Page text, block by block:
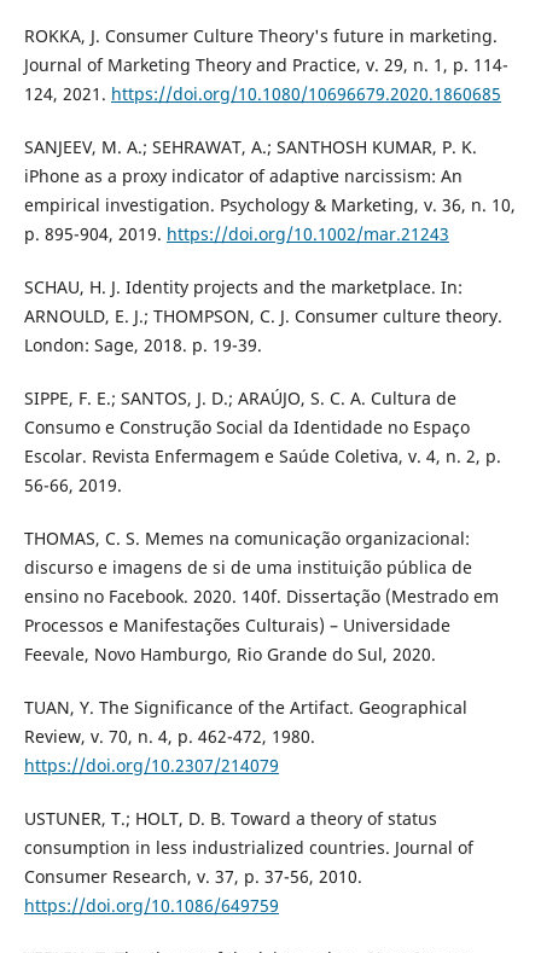
ROKKA, J. Consumer Culture Theory's future in marketing.
Journal of Marketing Theory and Practice, v. 29, n. 1, p. 114-
124, 2021. https://doi.org/10.1080/10696679.2020.1860685
SANJEEV, M. A.; SEHRAWAT, A.; SANTHOSH KUMAR, P. K.
iPhone as a proxy indicator of adaptive narcissism: An
empirical investigation. Psychology & Marketing, v. 36, n. 10,
p. 895-904, 2019. https://doi.org/10.1002/mar.21243
SCHAU, H. J. Identity projects and the marketplace. In:
ARNOULD, E. J.; THOMPSON, C. J. Consumer culture theory.
London: Sage, 2018. p. 19-39.
SIPPE, F. E.; SANTOS, J. D.; ARAÚJO, S. C. A. Cultura de
Consumo e Construção Social da Identidade no Espaço
Escolar. Revista Enfermagem e Saúde Coletiva, v. 4, n. 2, p.
56-66, 2019.
THOMAS, C. S. Memes na comunicação organizacional:
discurso e imagens de si de uma instituição pública de
ensino no Facebook. 2020. 140f. Dissertação (Mestrado em
Processos e Manifestações Culturais) – Universidade
Feevale, Novo Hamburgo, Rio Grande do Sul, 2020.
TUAN, Y. The Significance of the Artifact. Geographical
Review, v. 70, n. 4, p. 462-472, 1980.
https://doi.org/10.2307/214079
USTUNER, T.; HOLT, D. B. Toward a theory of status
consumption in less industrialized countries. Journal of
Consumer Research, v. 37, p. 37-56, 2010.
https://doi.org/10.1086/649759